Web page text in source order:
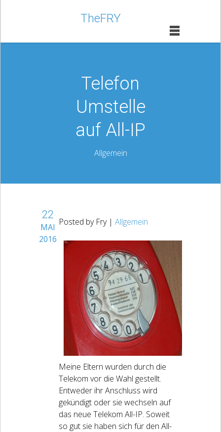
TheFRY
Telefon
Umstelle
auf All-IP
Allgemein
22
MAI
2016
Posted by Fry | Allgemein
Meine Eltern wurden durch die
Telekom vor die Wahl gestellt.
Entweder ihr Anschluss wird
gekündigt oder sie wechseln auf
das neue Telekom All-IP. Soweit
so gut sie haben sich für den All-